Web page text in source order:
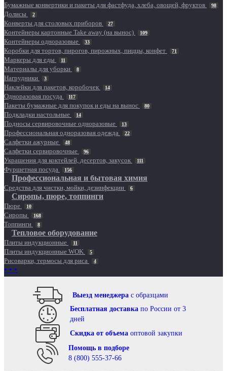
Бумажные конвертики и пакеты для фастфуда, хлеба, овощей, фруктов 98
Долисы 2
Конверты для столовых приборов 27
Контейнеры картонные Take away (на вынос) 109
Контейнеры одноразовые 33
Коробки для тортов, пирогов, пирожных, пиццы, конфет 71
Маркеры для еды 11
Материалы для уборки 8
Нагрудники 3
Наклейки для пакетов, коробочек 14
Одноразовая посуда 117
Пакеты бумажные для покупок и еды на вынос 80
Подкладки настольные 14
Подносы сервировочные одноразовые 13
Профессиональная одноразовая одежда 22
Салфетки ажурные 48
Салфетки сервировочные 96
Украшения для коктейлей, десертов, закусок 111
Фуршетная посуда 156
Профессиональная и бытовая химия
Средства для чистки, мойки, дезинфекции 6
Сиропы, пюре, топпинги
Пюре 10
Сиропы 168
Топпинги 8
Тепловое оборудование
Плиты индукционные 11
Плиты индукционные WOK 5
Рисоварки, термосы для риса 4
• • •
Выезд менеджера с образцами
Бесплатная доставка по России от 3
дней
Cкидка от объема оптовой закупки
Помощь в подборе
8 (800) 555-37-66